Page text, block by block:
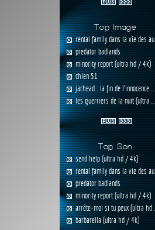
Top Image
rental family dans la vie des au...
predator badlands
minority report (ultra hd / 4k)
chien 51
jarhead : la fin de l'innocence ...
les guerriers de la nuit (ultra ...
Top Son
send help (ultra hd / 4k)
rental family dans la vie des au...
predator badlands
minority report (ultra hd / 4k)
arrête-moi si tu peux (ultra hd ...
barbarella (ultra hd / 4k)